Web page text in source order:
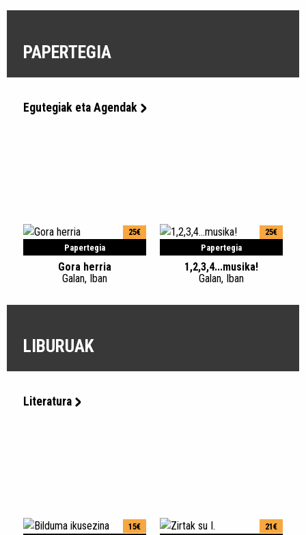
PAPERTEGIA
Egutegiak eta Agendak
Papertegia
25€
Gora herria
Galan, Iban
Papertegia
25€
1,2,3,4...musika!
Galan, Iban
LIBURUAK
Literatura
15€ 21€